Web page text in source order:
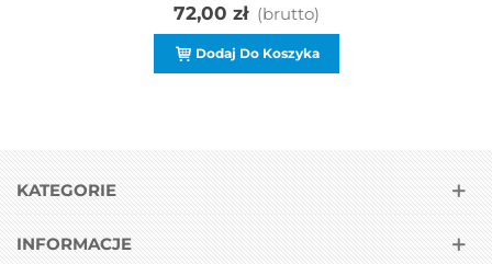
72,00 zł (brutto)
Dodaj Do Koszyka
KATEGORIE
INFORMACJE